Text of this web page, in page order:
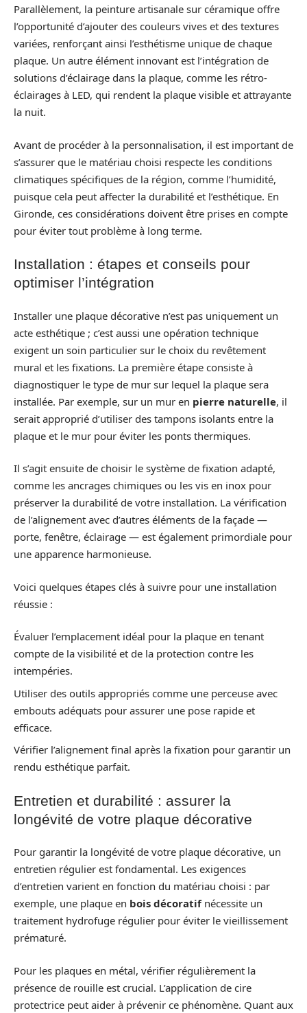
Parallèlement, la peinture artisanale sur céramique offre
l’opportunité d’ajouter des couleurs vives et des textures
variées, renforçant ainsi l’esthétisme unique de chaque
plaque. Un autre élément innovant est l’intégration de
solutions d’éclairage dans la plaque, comme les rétro-
éclairages à LED, qui rendent la plaque visible et attrayante
la nuit.
Avant de procéder à la personnalisation, il est important de
s’assurer que le matériau choisi respecte les conditions
climatiques spécifiques de la région, comme l’humidité,
puisque cela peut affecter la durabilité et l’esthétique. En
Gironde, ces considérations doivent être prises en compte
pour éviter tout problème à long terme.
Installation : étapes et conseils pour
optimiser l’intégration
Installer une plaque décorative n’est pas uniquement un
acte esthétique ; c’est aussi une opération technique
exigent un soin particulier sur le choix du revêtement
mural et les fixations. La première étape consiste à
diagnostiquer le type de mur sur lequel la plaque sera
installée. Par exemple, sur un mur en pierre naturelle, il
serait approprié d’utiliser des tampons isolants entre la
plaque et le mur pour éviter les ponts thermiques.
Il s’agit ensuite de choisir le système de fixation adapté,
comme les ancrages chimiques ou les vis en inox pour
préserver la durabilité de votre installation. La vérification
de l’alignement avec d’autres éléments de la façade —
porte, fenêtre, éclairage — est également primordiale pour
une apparence harmonieuse.
Voici quelques étapes clés à suivre pour une installation
réussie :
Évaluer l’emplacement idéal pour la plaque en tenant
compte de la visibilité et de la protection contre les
intempéries.
Utiliser des outils appropriés comme une perceuse avec
embouts adéquats pour assurer une pose rapide et
efficace.
Vérifier l’alignement final après la fixation pour garantir un
rendu esthétique parfait.
Entretien et durabilité : assurer la
longévité de votre plaque décorative
Pour garantir la longévité de votre plaque décorative, un
entretien régulier est fondamental. Les exigences
d’entretien varient en fonction du matériau choisi : par
exemple, une plaque en bois décoratifnécessite un
traitement hydrofuge régulier pour éviter le vieillissement
prématuré.
Pour les plaques en métal, vérifier régulièrement la
présence de rouille est crucial. L’application de cire
protectrice peut aider à prévenir ce phénomène. Quant aux